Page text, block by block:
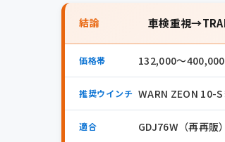
結論 車検重視
価格帯 132,000〜
推奨ウインチ WARN ZEON 10-
適合 GDJ76W（再再販